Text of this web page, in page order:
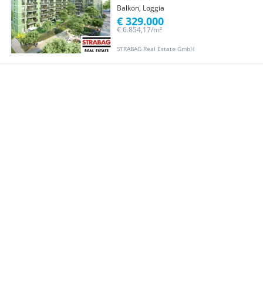
Balkon, Loggia
STRABAG Real Estate GmbH
€ 6.854,17/m²
€ 329.000